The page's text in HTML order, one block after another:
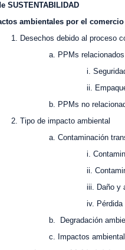
SUSTENTABILIDAD
por el comercio
al proceso
con
alimenticia
no-
relacionados con
ambiental
y agotamiento
de
ambiental
ambientales